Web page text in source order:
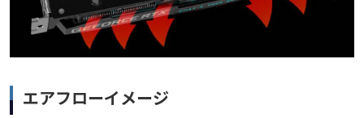
エアフローイメージ